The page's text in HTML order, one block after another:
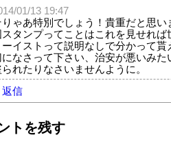
01/13 19:47
りゃあ特別でしょう！貴重だと思
スタンプってことはこれを見せれ
ーイストって説明なしで分かって
になさって下さい、治安が悪いみ
れたりなさいませんように。
返信
トを残す